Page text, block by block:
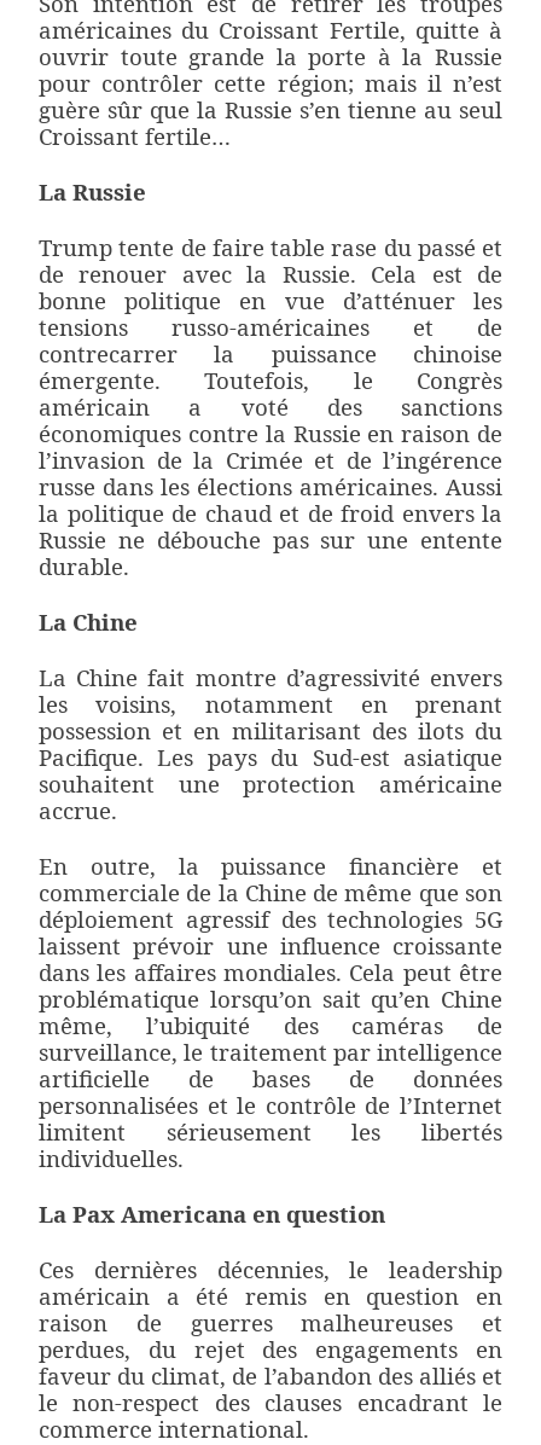
américaines du Croissant Fertile, quitte à
ouvrir toute grande la porte à la Russie
pour contrôler cette région; mais il n’est
guère sûr que la Russie s’en tienne au seul
Croissant fertile…
La Russie
Trump tente de faire table rase du passé et
de renouer avec la Russie. Cela est de
bonne politique en vue d’atténuer les
tensions russo-américaines et de
contrecarrer la puissance chinoise
émergente. Toutefois, le Congrès
américain a voté des sanctions
économiques contre la Russie en raison de
l’invasion de la Crimée et de l’ingérence
russe dans les élections américaines. Aussi
la politique de chaud et de froid envers la
Russie ne débouche pas sur une entente
durable.
La Chine
La Chine fait montre d’agressivité envers
les voisins, notamment en prenant
possession et en militarisant des ilots du
Pacifique. Les pays du Sud-est asiatique
souhaitent une protection américaine
accrue.
En outre, la puissance financière et
commerciale de la Chine de même que son
déploiement agressif des technologies 5G
laissent prévoir une influence croissante
dans les affaires mondiales. Cela peut être
problématique lorsqu’on sait qu’en Chine
même, l’ubiquité des caméras de
surveillance, le traitement par intelligence
artificielle de bases de données
personnalisées et le contrôle de l’Internet
limitent sérieusement les libertés
individuelles.
La Pax Americana en question
Ces dernières décennies, le leadership
américain a été remis en question en
raison de guerres malheureuses et
perdues, du rejet des engagements en
faveur du climat, de l’abandon des alliés et
le non-respect des clauses encadrant le
commerce international.